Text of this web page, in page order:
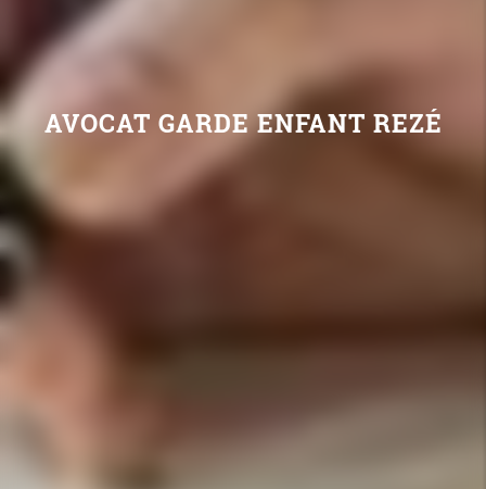
AVOCAT GARDE ENFANT REZÉ